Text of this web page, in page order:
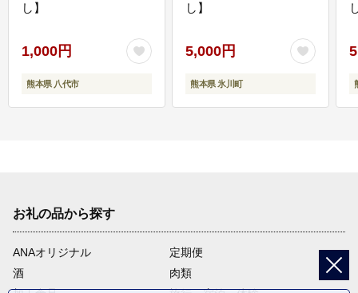
し】
1,000円
熊本県 八代市
し】
5,000円
熊本県 氷川町
お礼の品から探す
ANAオリジナル
定期便
酒
肉類